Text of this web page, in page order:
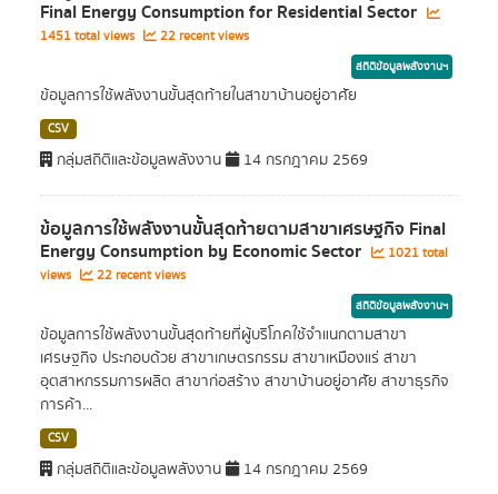
Final Energy Consumption for Residential Sector
1451 total views 22 recent views
สถิติข้อมูลพลังงานฯ
ข้อมูลการใช้พลังงานขั้นสุดท้ายในสาขาบ้านอยู่อาศัย
CSV
กลุ่มสถิติและข้อมูลพลังงาน 14 กรกฎาคม 2569
ข้อมูลการใช้พลังงานขั้นสุดท้ายตามสาขาเศรษฐกิจ Final
Energy Consumption by Economic Sector
1021 total
views
22 recent views
สถิติข้อมูลพลังงานฯ
ข้อมูลการใช้พลังงานขั้นสุดท้ายที่ผู้บริโภคใช้จำแนกตามสาขา
เศรษฐกิจ ประกอบด้วย สาขาเกษตรกรรม สาขาเหมืองแร่ สาขา
อุตสาหกรรมการผลิต สาขาก่อสร้าง สาขาบ้านอยู่อาศัย สาขาธุรกิจ
การค้า...
CSV
กลุ่มสถิติและข้อมูลพลังงาน 14 กรกฎาคม 2569